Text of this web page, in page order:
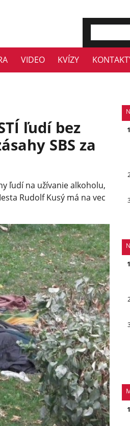
VIDEO KVÍZY
ľudí bez
SBS za
ľudí na užívanie alkoholu,
Rudolf Kusý má na vec